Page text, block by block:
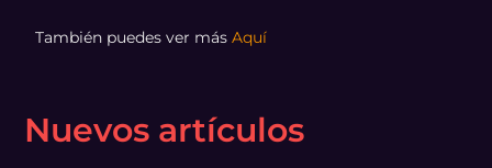
También puedes ver másAquí
Nuevos artículos